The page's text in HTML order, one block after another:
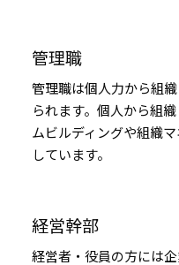
管理職
管理職は個人力から組
られます。個人から組
ムビルディングや組織
しています。
経営幹部
経営者・役員の方には